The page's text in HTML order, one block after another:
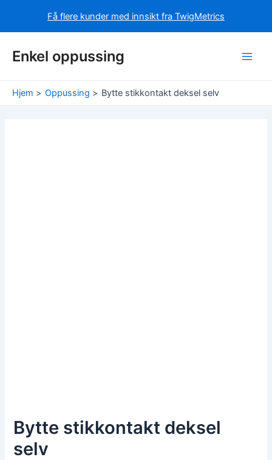
Få flere kunder med innsikt fra TwigMetrics
rettEnkel oppussing
Hjem Oppussing Bytte stikkontakt deksel selv
Bytte stikkontakt deksel
selv